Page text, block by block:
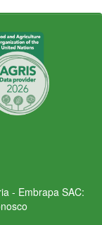
- Embrapa SAC: